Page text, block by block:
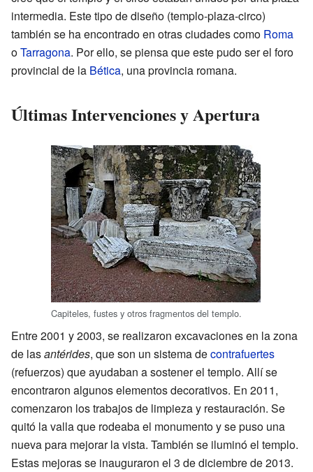
intermedia. Este tipo de diseño (templo-plaza-circo)
también se ha encontrado en otras ciudades como Roma
oTarragona. Por ello, se piensa que este pudo ser el foro
provincial de la Bética, una provincia romana.
Últimas Intervenciones y Apertura
Capiteles, fustes y otros fragmentos del templo.
Entre 2001 y 2003, se realizaron excavaciones en la zona
de lasantérides, que son un sistema decontrafuertes
(refuerzos) que ayudaban a sostener el templo. Allí se
encontraron algunos elementos decorativos. En 2011,
comenzaron los trabajos de limpieza y restauración. Se
quitó la valla que rodeaba el monumento y se puso una
nueva para mejorar la vista. También se iluminó el templo.
Estas mejoras se inauguraron el 3 de diciembre de 2013.